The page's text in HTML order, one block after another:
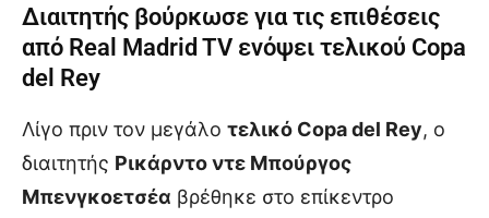
Διαιτητής βούρκωσε για τις επιθέσεις
από Real Madrid TV ενόψει τελικού Copa
del Rey
Λίγο πριν τον μεγάλο τελικό Copa del Rey, ο
διαιτητής Ρικάρντο ντε Μπούργος
Μπενγκοετσέα βρέθηκε στο επίκεντρο